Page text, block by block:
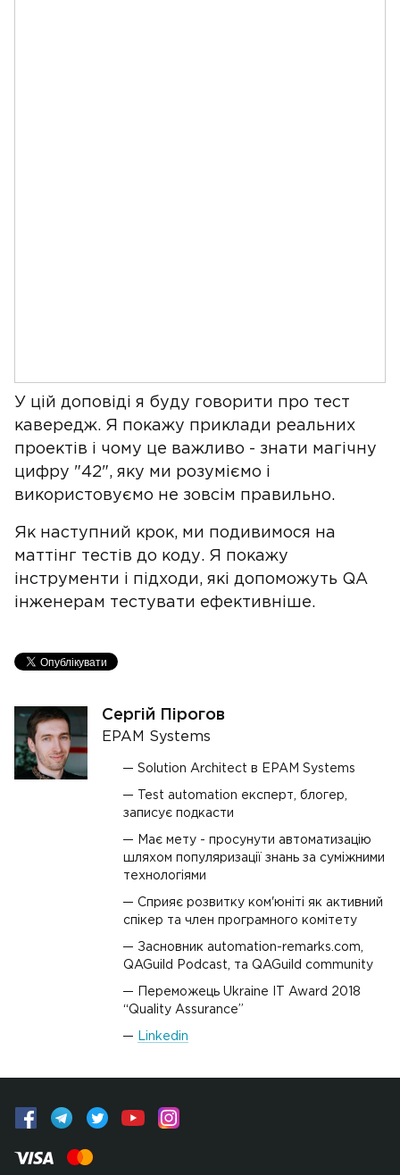
У цій доповіді я буду говорити про тест
кавередж. Я покажу приклади реальних
проектів і чому це важливо - знати магічну
цифру "42", яку ми розуміємо і
використовуємо не зовсім правильно.
Як наступний крок, ми подивимося на
маттінг тестів до коду. Я покажу
інструменти і підходи, які допоможуть QA
інженерам тестувати ефективніше.
Сергій Пірогов
EPAM Systems
Solution Architect в EPAM Systems
Test automation експерт, блогер,
записує подкасти
Має мету - просунути автоматизацію
шляхом популяризації знань за суміжними
технологіями
Сприяє розвитку ком'юніті як активний
спікер та член програмного комітету
Засновник automation-remarks.com,
QAGuild Podcast, та QAGuild community
Переможець Ukraine IT Award 2018
“Quality Assurance”
Linkedin